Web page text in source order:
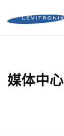
媒体中心